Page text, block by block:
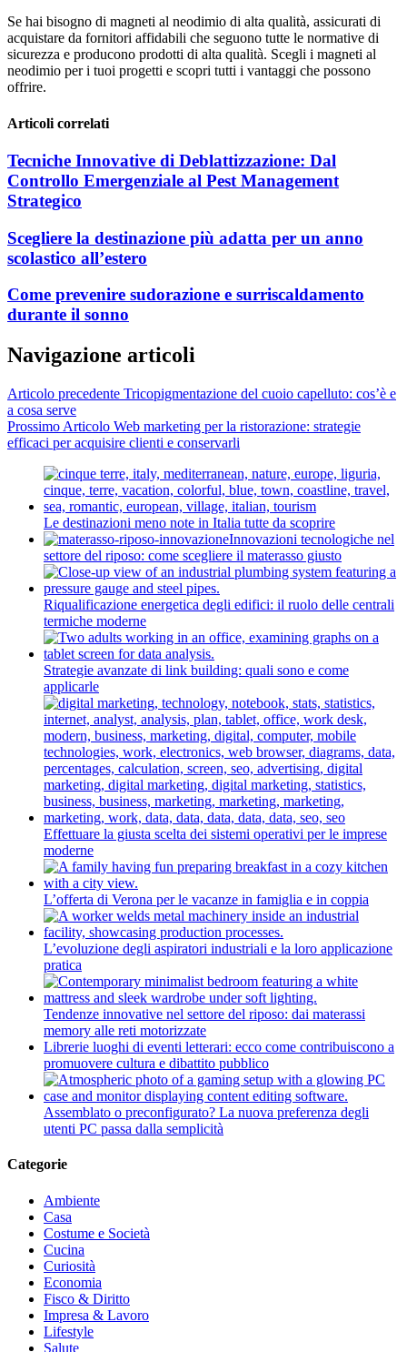
Se hai bisogno di magneti al neodimio di alta qualità, assicurati di
acquistare da fornitori affidabili che seguono tutte le normative di
sicurezza e producono prodotti di alta qualità. Scegli i magneti al
neodimio per i tuoi progetti e scopri tutti i vantaggi che possono
offrire.
Articoli correlati
Tecniche Innovative di Deblattizzazione: Dal
Controllo Emergenziale al Pest Management
Strategico
Scegliere la destinazione più adatta per un anno
scolastico all’estero
Come prevenire sudorazione e surriscaldamento
durante il sonno
Navigazione articoli
Articolo precedente Tricopigmentazione del cuoio capelluto: cos’è e
a cosa serve
Prossimo Articolo Web marketing per la ristorazione: strategie
efficaci per acquisire clienti e conservarli
Le destinazioni meno note in Italia tutte da scoprire
Innovazioni tecnologiche nel
settore del riposo: come scegliere il materasso giusto
Riqualificazione energetica degli edifici: il ruolo delle centrali
termiche moderne
Strategie avanzate di link building: quali sono e come
applicarle
Effettuare la giusta scelta dei sistemi operativi per le imprese
moderne
L’offerta di Verona per le vacanze in famiglia e in coppia
L’evoluzione degli aspiratori industriali e la loro applicazione
pratica
Tendenze innovative nel settore del riposo: dai materassi
memory alle reti motorizzate
Librerie luoghi di eventi letterari: ecco come contribuiscono a
promuovere cultura e dibattito pubblico
Assemblato o preconfigurato? La nuova preferenza degli
utenti PC passa dalla semplicità
Categorie
Ambiente
Casa
Costume e Società
Cucina
Curiosità
Economia
Fisco & Diritto
Impresa & Lavoro
Lifestyle
Salute